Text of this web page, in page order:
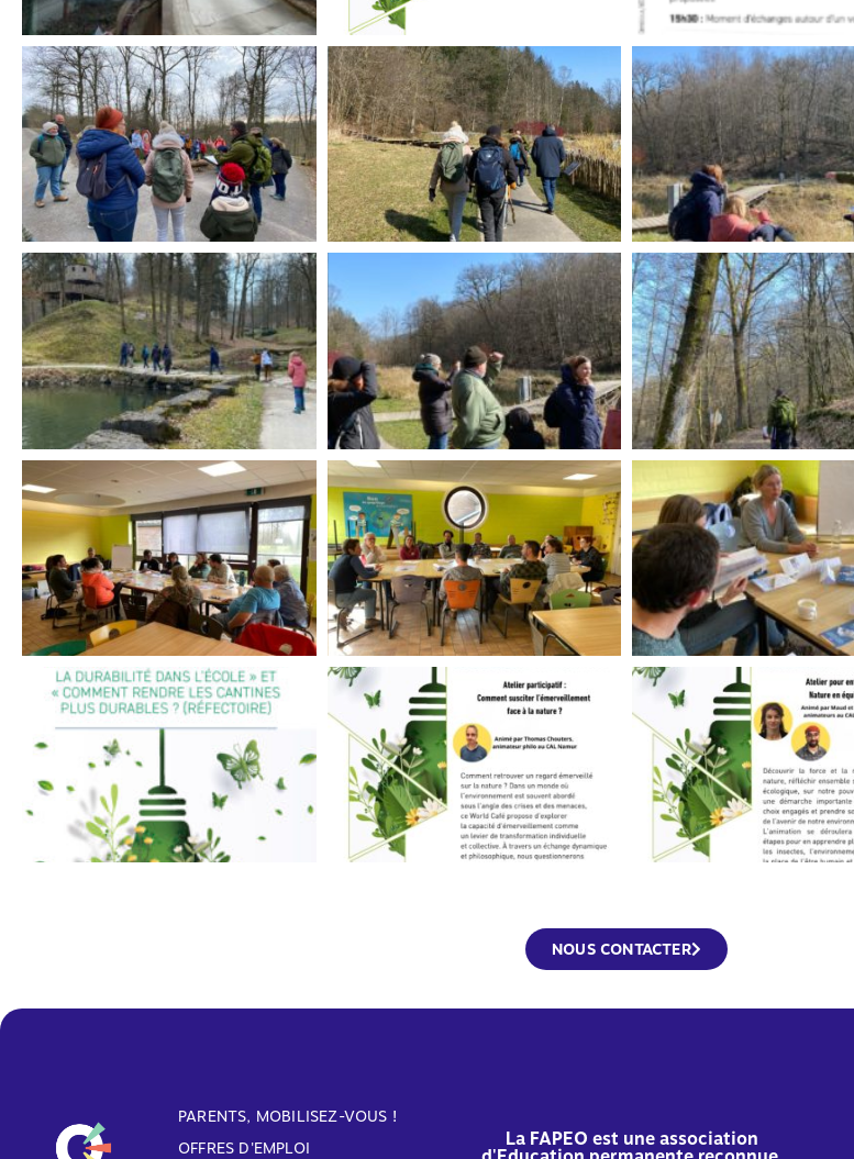
NOUS CONTACTER
PARENTS, MOBILISEZ-VOUS !
OFFRES D'EMPLOI
La FAPEO est une association